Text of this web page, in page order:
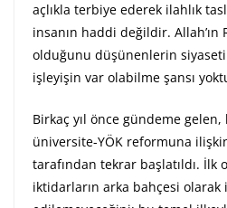
açlıkla terbiye ederek ilahlık
insanın haddi değildir. Allah’ın
olduğunu düşünenlerin
işleyişin var olabilme şansı
Birkaç yıl önce gündeme
üniversite-YÖK reformuna
tarafından tekrar başlatıldı.
iktidarların arka bahçesi